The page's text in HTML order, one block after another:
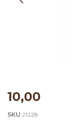
10,00
SKU 21228